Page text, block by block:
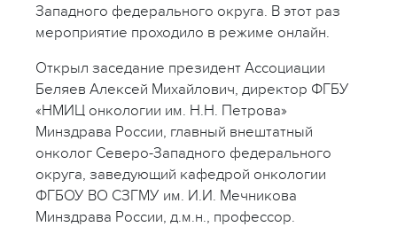
Западного федерального округа. В этот раз
мероприятие проходило в режиме онлайн.
Открыл заседание президент Ассоциации
Беляев Алексей Михайлович, директор ФГБУ
«НМИЦ онкологии им. Н.Н. Петрова»
Минздрава России, главный внештатный
онколог Северо-Западного федерального
округа, заведующий кафедрой онкологии
ФГБОУ ВО СЗГМУ им. И.И. Мечникова
Минздрава России, д.м.н., профессор.